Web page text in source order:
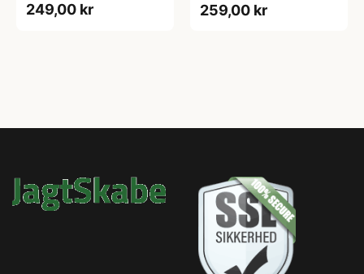
249,00 kr 259,00 kr